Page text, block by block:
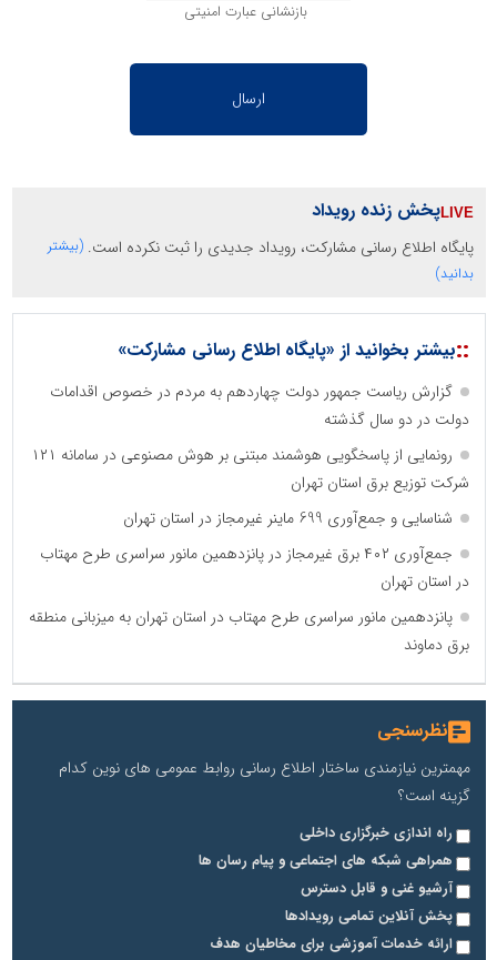
بازنشانی عبارت امنیتی
پخش زنده رویداد
پایگاه اطلاع رسانی مشارکت، رویداد جدیدی را ثبت نکرده است. (بیشتر
بدانید)
::بیشتر بخوانید از «پایگاه اطلاع رسانی مشارکت»
گزارش ریاست جمهور دولت چهاردهم به مردم در خصوص اقدامات
دولت در دو سال گذشته
رونمایی از پاسخگویی هوشمند مبتنی بر هوش مصنوعی در سامانه ۱۲۱
شرکت توزیع برق استان تهران
شناسایی و جمع‌آوری 699 ماینر غیرمجاز در استان تهران
جمع‌آوری ۴۰۲ برق غیرمجاز در پانزدهمین مانور سراسری طرح مهتاب
در استان تهران
پانزدهمین مانور سراسری طرح مهتاب در استان تهران به میزبانی منطقه
برق دماوند
نظرسنجی
مهمترین نیازمندی ساختار اطلاع رسانی روابط عمومی های نوین کدام
گزینه است؟
راه اندازی خبرگزاری داخلی
همراهی شبکه های اجتماعی و پیام رسان ها
آرشیو غنی و قابل دسترس
پخش آنلاین تمامی رویدادها
ارائه خدمات آموزشی برای مخاطیان هدف